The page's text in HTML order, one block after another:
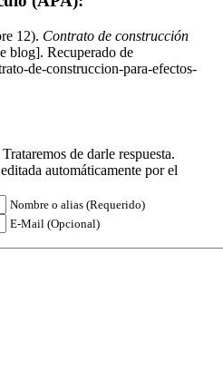
12). Contrato de construcción
blog]. Recuperado de
de-construccion-para-efectos-
de darle respuesta.
automáticamente por el
Nombre o alias (Requerido)
E-Mail (Opcional)